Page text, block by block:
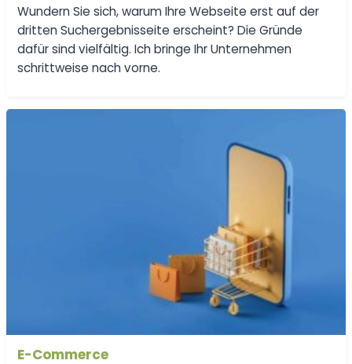
Wundern Sie sich, warum Ihre Webseite erst auf der
dritten Suchergebnisseite erscheint? Die Gründe
dafür sind vielfältig. Ich bringe Ihr Unternehmen
schrittweise nach vorne.
E-Commerce